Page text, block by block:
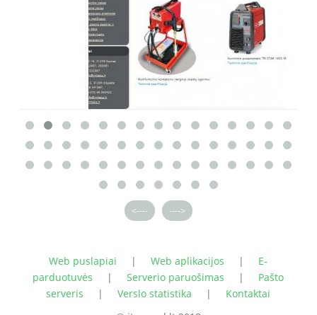
<---- ---->
Web puslapiai |Web aplikacijos | E-
parduotuvės |Serverio paruošimas | Pašto
serveris |Verslo statistika | Kontaktai